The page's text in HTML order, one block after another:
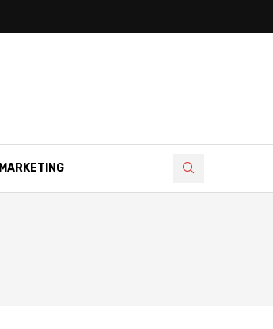
MARKETING